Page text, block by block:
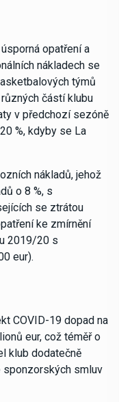
opatření a
nákladech se
týmů
částí klubu
v předchozí sezóně
%, kdyby se La
nákladů, jehož
o 8 %, s
se ztrátou
ke zmírnění
2019/20 s
eur).
COVID-19 dopad na
eur, což téměř o
klub dodatečně
sponzorských smluv